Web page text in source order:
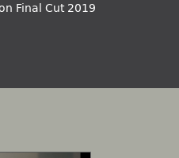
Final Cut 2019